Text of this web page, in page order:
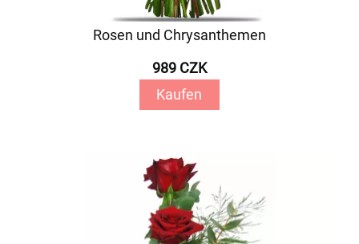
Rosen und Chrysanthemen
989 CZK
Kaufen